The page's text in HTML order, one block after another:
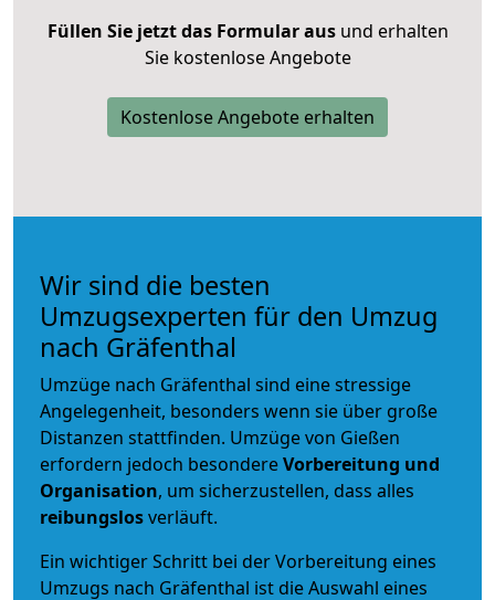
Füllen Sie jetzt das Formular ausund erhalten
Sie kostenlose Angebote
Kostenlose Angebote erhalten
Wir sind die besten
Umzugsexperten für den Umzug
nach Gräfenthal
Umzüge nach Gräfenthal sind eine stressige
Angelegenheit, besonders wenn sie über große
Distanzen stattfinden. Umzüge von Gießen
erfordern jedoch besondereVorbereitung und
Organisation, um sicherzustellen, dass alles
reibungslosverläuft.
Ein wichtiger Schritt bei der Vorbereitung eines
Umzugs nach Gräfenthal ist die Auswahl eines